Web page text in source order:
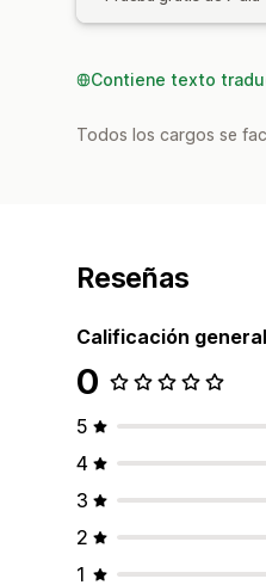
Contiene texto
Todos los cargos se
Reseñas
Calificación general
0
5
4
3
2
1